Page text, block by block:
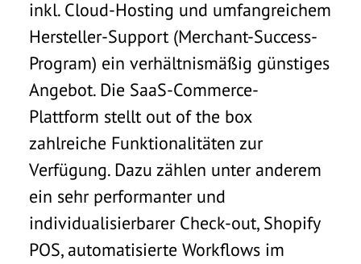
inkl. Cloud-Hosting und umfangreichem
Hersteller-Support (Merchant-Success-
Program) ein verhältnismäßig günstiges
Angebot. Die SaaS-Commerce-
Plattform stellt out of the box
zahlreiche Funktionalitäten zur
Verfügung. Dazu zählen unter anderem
ein sehr performanter und
individualisierbarer Check-out, Shopify
POS, automatisierte Workflows im